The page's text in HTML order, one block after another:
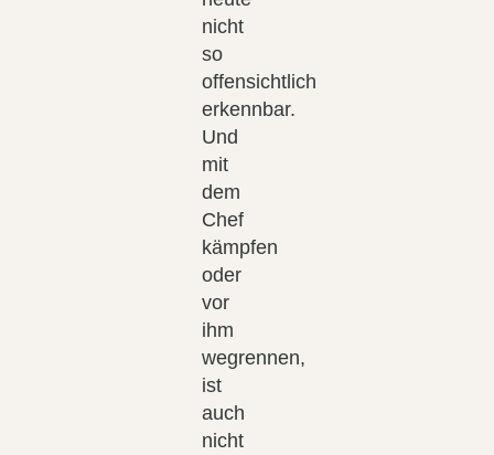
nicht
so
offensichtlich
erkennbar.
Und
mit
dem
Chef
kämpfen
oder
vor
ihm
wegrennen,
ist
auch
nicht